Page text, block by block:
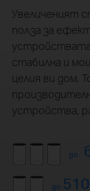
Увеличеният
полза за
стабилна и
целия ви дом.
устройства,
до
до